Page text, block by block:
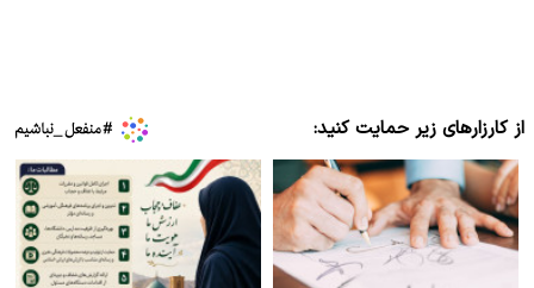
از کارزارهای زیر حمایت کنید: